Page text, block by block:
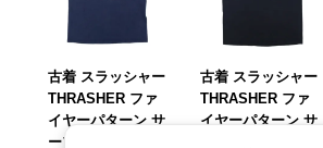
古着 スラッシャー
THRASHER ファ
イヤーパターン サ
ーフ スケートTシ
古着 スラッシャー
THRASHER ファ
イヤーパターン サ